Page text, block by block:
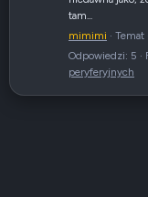
tam...
mimimi
Temat
Odpowiedzi: 5
peryferyjnych